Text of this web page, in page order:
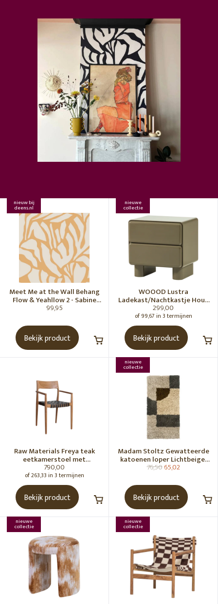
nieuw bij
deens.nl
Meet Me at the Wall Behang
Flow & Yeahllow 2 - Sabine
van Vessem
99,95
Bekijk product
nieuwe
collectie
WOOOD Lustra
Ladekast/Nachtkastje Hout
Hoogglans Groen [Fsc]
299,00
of 99,67 in 3 termijnen
Bekijk product
Raw Materials Freya teak
eetkamerstoel met
armleuning - Zwart (set of 2)
790,00
of 263,33 in 3 termijnen
Bekijk product
nieuwe
collectie
Madam Stoltz Gewatteerde
katoenen loper Lichtbeige,
gebroken wit, grijs, groen
76,5065,02
Bekijk product
nieuwe
collectie
nieuwe
collectie